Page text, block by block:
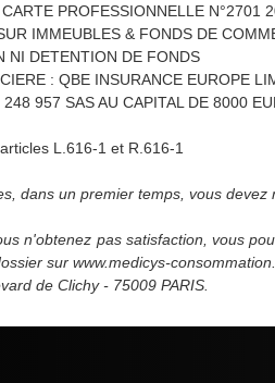
PROFESSIONNELLE N°2701
IMMEUBLES & FONDS DE
NI DETENTION DE FONDS
: QBE INSURANCE EUROPE
957 SAS AU CAPITAL DE 8000
L.616-1 et R.616-1
dans un premier temps, vous
n'obtenez pas satisfaction, vous
sur www.medicys-
de Clichy - 75009 PARIS.